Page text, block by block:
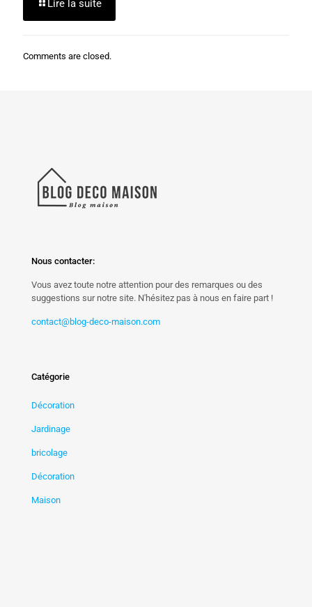
Lire la suite
Comments are closed.
Nous contacter:
Vous avez toute notre attention pour des remarques ou des
suggestions sur notre site. N'hésitez pas à nous en faire part !
contact@blog-deco-maison.com
Catégorie
Décoration
Jardinage
bricolage
Décoration
Maison